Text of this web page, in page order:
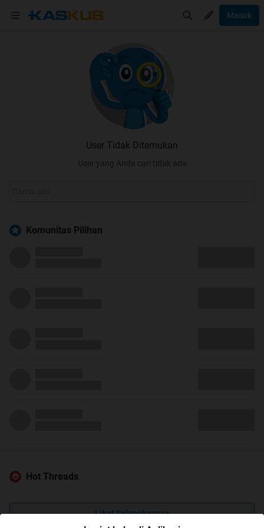
Masuk
User Tidak Ditemukan
User yang Anda cari tidak ada
Komunitas Pilihan
Hot Threads
Lihat Selengkapnya